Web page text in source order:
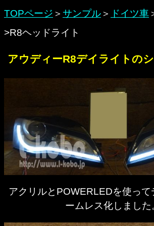
TOPページ ＞サンプル＞ ドイツ車
>R8ヘッドライト
アウディーR8デイライトの
アクリルとPOWERLEDを使って
ームレス化しました